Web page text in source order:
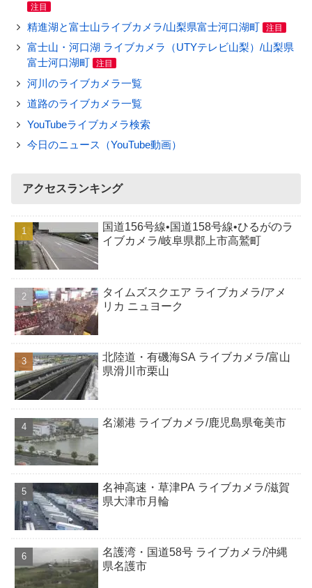
注目
精進湖と富士山ライブカメラ/山梨県富士河口湖町 注目
富士山・河口湖 ライブカメラ（UTYテレビ山梨）/山梨県
富士河口湖町
注目
河川のライブカメラ一覧
道路のライブカメラ一覧
YouTubeライブカメラ検索
今日のニュース（YouTube動画）
アクセスランキング
国道156号線•国道158号線•ひるがのラ
イブカメラ/岐阜県郡上市高鷲町
タイムズスクエア ライブカメラ/アメ
リカ ニュヨーク
北陸道・有磯海SA ライブカメラ/富山
県滑川市栗山
名瀬港 ライブカメラ/鹿児島県奄美市
名神高速・草津PA ライブカメラ/滋賀
県大津市月輪
名護湾・国道58号 ライブカメラ/沖縄
県名護市